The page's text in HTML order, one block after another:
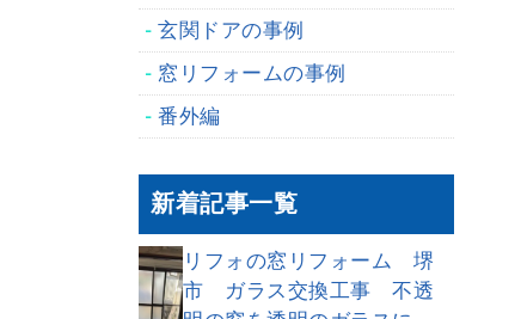
玄関ドアの事例
窓リフォームの事例
番外編
新着記事一覧
リフォの窓リフォーム 堺
市 ガラス交換工事 不透